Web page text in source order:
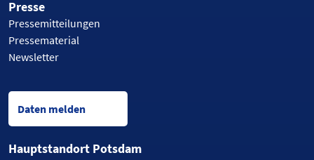
Presse
Pressemitteilungen
Pressematerial
Newsletter
Daten melden
Hauptstandort Potsdam